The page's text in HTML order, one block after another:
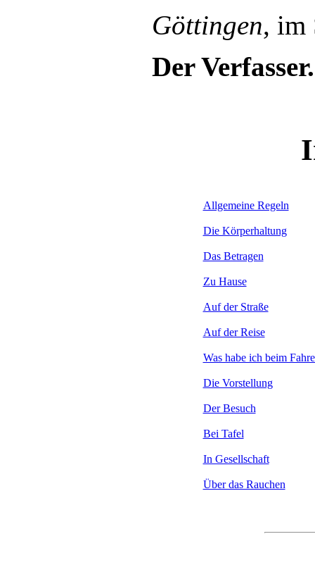
Göttingen, im
Der Verfasser.
Allgemeine Regeln
Die Körperhaltung
Das Betragen
Zu Hause
Auf der Straße
Auf der Reise
Was habe ich beim
Die Vorstellung
Der Besuch
Bei Tafel
In Gesellschaft
Über das Rauchen